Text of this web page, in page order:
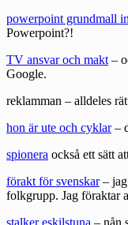
powerpoint grundmall
Powerpoint?!
TV ansvar och makt–
Google.
reklamman – alldeles
hon är ute och cyklar–
spionera också ett sätt
förakt för svenskar– jag
folkgrupp. Jag föraktar